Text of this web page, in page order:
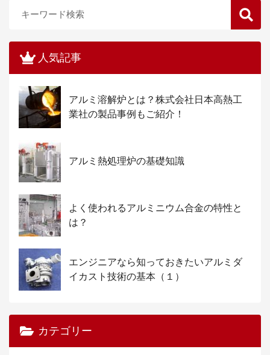
人気記事
アルミ溶解炉とは？株式会社日本高熱工
業社の製品事例もご紹介！
アルミ熱処理炉の基礎知識
よく使われるアルミニウム合金の特性と
は？
エンジニアなら知っておきたいアルミダ
イカスト技術の基本（１）
カテゴリー